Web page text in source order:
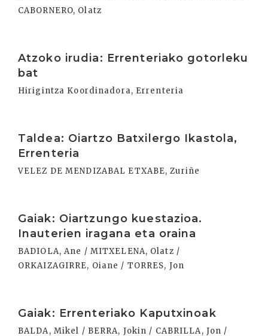
CABORNERO, Olatz
Atzoko irudia: Errenteriako gotorleku
bat
Hirigintza Koordinadora, Errenteria
Taldea: Oiartzo Batxilergo Ikastola,
Errenteria
VELEZ DE MENDIZABAL ETXABE, Zuriñe
Gaiak: Oiartzungo kuestazioa.
Inauterien iragana eta oraina
BADIOLA, Ane / MITXELENA, Olatz /
ORKAIZAGIRRE, Oiane / TORRES, Jon
Gaiak: Errenteriako Kaputxinoak
BALDA, Mikel / BERRA, Jokin / CABRILLA, Jon /